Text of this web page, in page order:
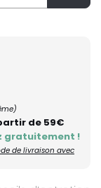
de 59€
gratuitement !
de livraison avec